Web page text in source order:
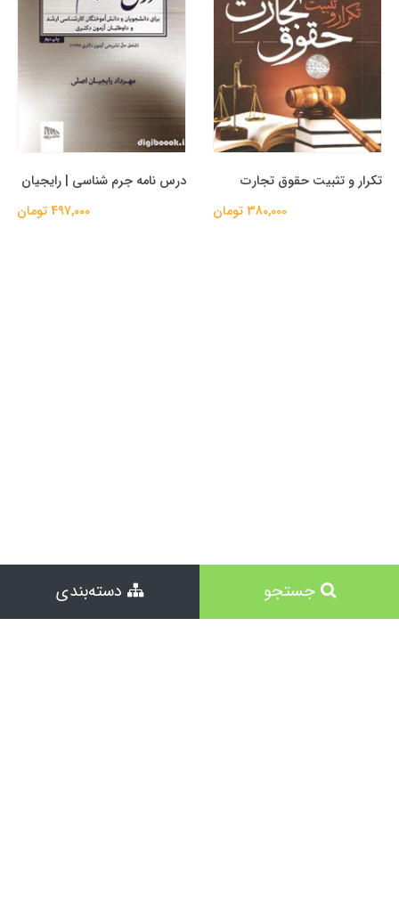
تکرار و تثبیت حقوق تجارت
380,000 تومان
درس نامه جرم شناسی | رایجیان
497,000 تومان
جستجو